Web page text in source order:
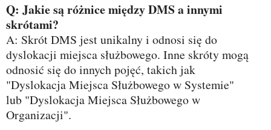
Q: Jakie są różnice między DMS a innymi
skrótami?
A: Skrót DMS jest unikalny i odnosi się do
dyslokacji miejsca służbowego. Inne skróty mogą
odnosić się do innych pojęć, takich jak
"Dyslokacja Miejsca Służbowego w Systemie"
lub "Dyslokacja Miejsca Służbowego w
Organizacji".